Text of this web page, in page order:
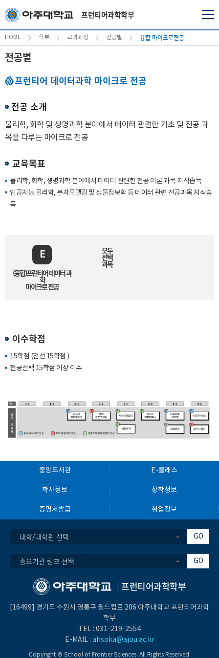
프런티어과학학부
HOME 학부 교과과정 전공별 융합 마이크로전공
전공별
프런티어 데이터과학 마이크로 전공
전공 소개
물리학, 화학 및 생명과학 분야에서 데이터 관련한 기초 및 전공 과
목을 다루는 마이크로 전공
교육목표
물리학, 화학, 생명과학 분야에서 데이터 관련한 전공 이론 과목 지식습득
인공지능 물리학, 분자모델링 및 생물정보학 등 데이터 관련 전공과목 지식습
득
E
(융합)프런티어 데이터 과
학
마이크로 전공
모두
선택
과목
이수학점
15학점 (전선 15학점 )
전공선택 15학점 이상 이수
중앙도서관 E-클래스
학사정보 장학정보
증명서발급 취업정보
대학/대학원 선택 GO
중요기관 링크 선택 GO
프런티어과학학부
[16499] 경기도 수원시 영통구 월드컵로 206 아주대학교 프런티어과학
학부
TEL : 031-219-2554
E-MAIL : ahsoka@ajou.ac.kr
Copyright Ⓒ School of Frontier Sciences. All Rights Reserved.